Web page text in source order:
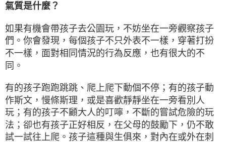
氣質是什麼？
如果有機會帶孩子去公園玩，不妨坐在一旁觀察孩子
們。你會發現，每個孩子不只外表不一樣，穿著打扮
不一樣，面對相同情況的行為反應，也有很大的不
同。
有的孩子跑跑跳跳、爬上爬下動個不停；有的孩子動
作斯文，慢條斯理，或是喜歡靜靜坐在一旁看別人
玩；有的孩子不顧大人的叮嚀，不斷的嘗試危險的玩
法；卻也有孩子正好相反，在父母的鼓勵下，仍不敢
試一試往上爬。孩子這種與生俱來，對內在或外在刺